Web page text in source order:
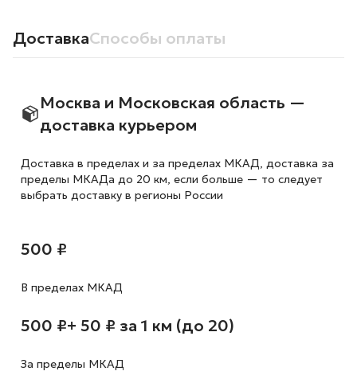
ДоставкаСпособы оплаты
Москва и Московская область —
доставка курьером
Доставка в пределах и за пределах МКАД, доставка за
пределы МКАДа до 20 км, если больше — то следует
выбрать доставку в регионы России
500 ₽
В пределах МКАД
500 ₽+ 50 ₽ за 1 км (до 20)
За пределы МКАД